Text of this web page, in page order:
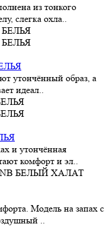
из тонкого
слегка охла..
утончённый образ, а
идеал..
и утончённая
комфорт и эл..
Модель на запах с
..